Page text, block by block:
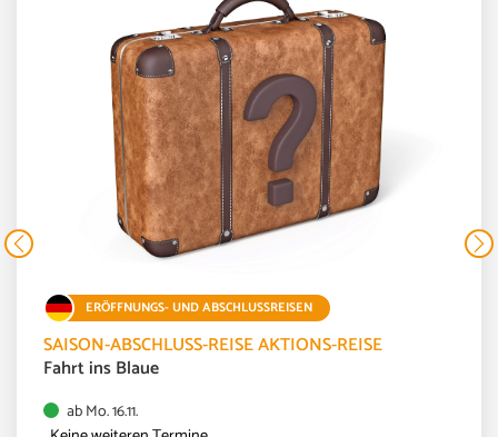
ERÖFFNUNGS- UND ABSCHLUSSREISEN
SAISON-ABSCHLUSS-REISE AKTIONS-REISE
Fahrt ins Blaue
ab Mo. 16.11.